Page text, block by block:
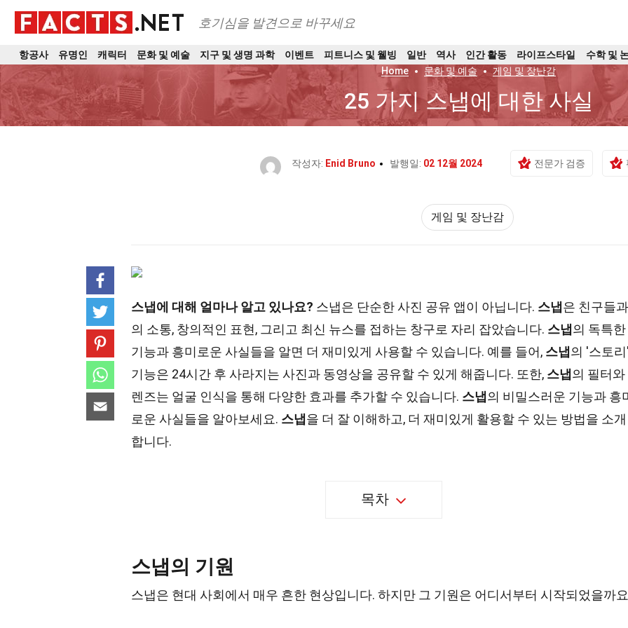
호기심을 발견으로 바꾸세요
항공사 유명인 캐릭터 문화 및 예술 지구 및 생명 과학 이벤트 피트니스 및 웰빙 일반 역사 인간 활동 라이프스타일 수학 및
Home
문화 및 예술 게임 및 장난감
25 가지 스냅에 대한 사실
작성자: Enid Bruno 발행일: 02 12월 2024 전문가 검증
게임 및 장난감
스냅에 대해 얼마나 알고 있나요? 스냅은 단순한 사진 공유 앱이 아닙니다. 스냅 은 친구들과
의 소통, 창의적인 표현, 그리고 최신 뉴스를 접하는 창구로 자리 잡았습니다. 스냅 의 독특한
기능과 흥미로운 사실들을 알면 더 재미있게 사용할 수 있습니다. 예를 들어, 스냅 의 '스토리'
기능은 24시간 후 사라지는 사진과 동영상을 공유할 수 있게 해줍니다. 또한, 스냅 의 필터와
렌즈는 얼굴 인식을 통해 다양한 효과를 추가할 수 있습니다. 스냅 의 비밀스러운 기능과 흥
로운 사실들을 알아보세요. 스냅 을 더 잘 이해하고, 더 재미있게 활용할 수 있는 방법을 소개
합니다.
목차
스냅의 기원
스냅은 현대 사회에서 매우 흔한 현상입니다. 하지만 그 기원은 어디서부터 시작되었을까